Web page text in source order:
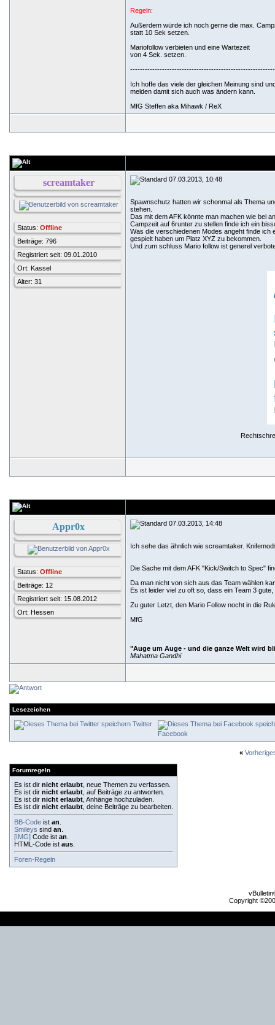
Regeln:
Außerdem würde ich noch gerne die max.
statt 10 Sek setzen.
Mariofollow verbieten und eine Wartezeit
von 4 Sek. setzen.
Ich hoffe das viele der gleichen Meinung sind
melden damit sich auch was ändern kann.
MfG Steffen aka Mihawk / ReX
screamtaker
Status: Offline
Beiträge: 796
Registriert seit: 09.01.2010
Ort: Kassel
Alter: 31
07.03.2013, 10:48
Spawnschutz hatten wir schonmal als Thema
stehen.
Das mit dem AFK könnte man machen wie bei
Campzeit auf 6runter zu stellen finde ich ein
Was die verschiedenen Modes angeht finde
gespielt haben um Platz XYZ zu bekommen.
Und zum schluss Mario follow ist generel
Appr0x
Status: Offline
Beiträge: 12
Registriert seit: 15.08.2012
Ort: Hessen
07.03.2013, 14:48
Ich sehe das ähnlich wie screamtaker.
Die Sache mit dem AFK "Kick/Switch to Spec"
Da man nicht von sich aus das Team wählen
Es ist leider viel zu oft so, dass ein Team 3
Zu guter Letzt, den Mario Follow nocht in die
MfG
"Auge um Auge - und die ganze Welt wird
Mahatma Gandhi
Lesezeichen
Twitter
Facebook
«
Forumregeln
Es ist dir nicht erlaubt , neue Themen zu verfassen.
Es ist dir nicht erlaubt , auf Beiträge zu antworten.
Es ist dir nicht erlaubt , Anhänge hochzuladen.
Es ist dir nicht erlaubt , deine Beiträge zu bearbeiten.
BB-Code ist an
Smileys sind an
[IMG] Code ist an
HTML-Code ist aus
Foren-Regeln
Copyright